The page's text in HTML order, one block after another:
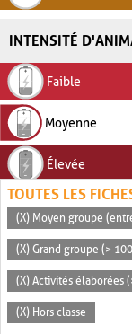
INTENSITÉ
Faible
Moyenne
Élevée
TOUTES LES
(X) Moyen groupe
(X) Grand groupe (>
(X) Activités élaborées
(X) Hors classe